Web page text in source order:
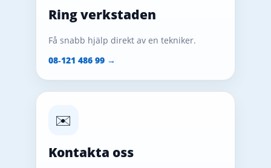
Ring verkstaden
Få snabb hjälp direkt av en tekniker.
08‑121 486 99 →
✉️
Kontakta oss